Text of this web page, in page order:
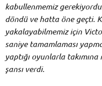
kabullenmemiz
döndü ve hatta öne geçti.
yakalayabilmemiz için
saniye tamamlaması
yaptığı oyunlarla
şansı verdi.